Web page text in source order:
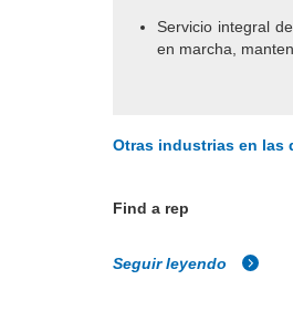
Servicio integral
en marcha,
Otras industrias en las
Find a rep
Seguir leyendo